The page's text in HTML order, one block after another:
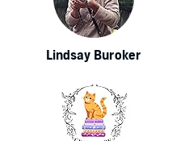
Lindsay Buroker